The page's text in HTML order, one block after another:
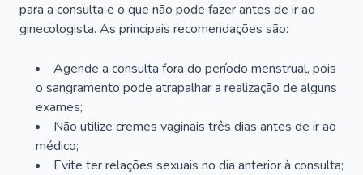
para a consulta e o que não pode fazer antes de ir ao
ginecologista. As principais recomendações são:
Agende a consulta fora do período menstrual, pois
o sangramento pode atrapalhar a realização de alguns
exames;
Não utilize cremes vaginais três dias antes de ir ao
médico;
Evite ter relações sexuais no dia anterior à consulta;